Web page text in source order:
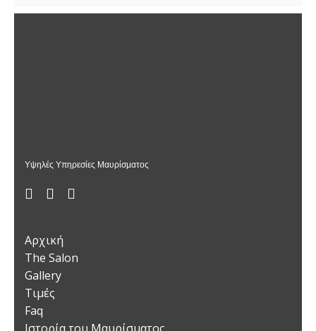
Υψηλές Υπηρεσίες Μαυρίσματος
Αρχική
The Salon
Gallery
Τιμές
Faq